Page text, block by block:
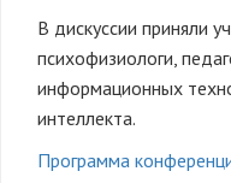
В дискуссии приняли
психофизиологи,
информационных
интеллекта.
Программа